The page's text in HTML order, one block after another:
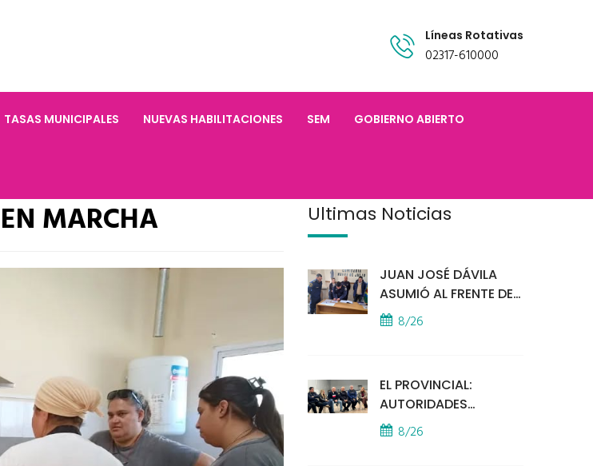
Líneas Rotativas
02317-610000
TASAS MUNICIPALES NUEVAS HABILITACIONES SEM GOBIERNO ABIERTO
MARCHA Últimas Noticias
JUAN JOSÉ DÁVILA
ASUMIÓ AL FRENTE DE
LA POLICÍA COMUNAL
8/26
EL PROVINCIAL:
AUTORIDADES
MUNICIPALES
MANTUVIERON UN
8/26